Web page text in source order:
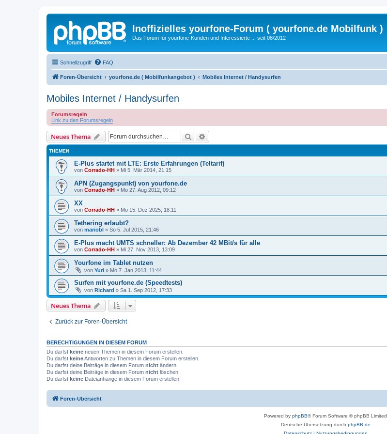
Inoffizielles yourfone-Forum ( yourfone.de Mobilfunk )
Das Forum für yourfone-Kunden und Interessierte ... seit 08/2012
Schnellzugriff FAQ
Foren-Übersicht yourfone.de ( Mobilfunkangebot ) Mobiles Internet / Handysurfen
Mobiles Internet / Handysurfen
Forumsregeln
Link zu den Forumsregeln
Neues Thema Suche
THEMEN
E-Plus startet mit LTE: Erste Erfahrungen (Teltarif)
von Corrado-HH » Mi 5. Mär 2014, 21:15
APN (Zugangspunkt) von yourfone.de
von Corrado-HH » Mo 27. Aug 2012, 09:12
XX
von Corrado-HH » Mo 15. Dez 2025, 18:11
Tethering erlaubt?
von mariobl » So 5. Jul 2015, 21:46
E-Plus macht UMTS schneller: Ab Dezember 42 MBit/s für alle
von Corrado-HH » Mi 27. Nov 2013, 13:09
Yourfone im Tablet nutzen
von Yuri » Mo 7. Jan 2013, 11:44
Surfen mit yourfone.de (Speedtests)
von Richard » Sa 1. Sep 2012, 17:33
Neues Thema
Zurück zur Foren-Übersicht
BERECHTIGUNGEN IN DIESEM FORUM
Du darfst keine neuen Themen in diesem Forum erstellen.
Du darfst keineAntworten zu Themen in diesem Forum erstellen.
Du darfst deine Beiträge in diesem Forum nicht ändern.
Du darfst deine Beiträge in diesem Forum nicht löschen.
Du darfst keine Dateianhänge in diesem Forum erstellen.
Foren-Übersicht
Powered by phpBB® Forum Software © phpBB Limited
Deutsche Übersetzung durch phpBB.de